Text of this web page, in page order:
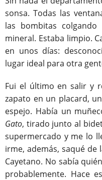
sonsa. Todas las
las bombitas
mineral. Estaba limpio.
en unos días:
lugar ideal para otra
Fui el último en salir y
zapato en un placard,
espejo. Había un
Gato, tirado junto al
supermercado y me lo
irme, además, saqué de
Cayetano. No sabía
probablemente. Hace